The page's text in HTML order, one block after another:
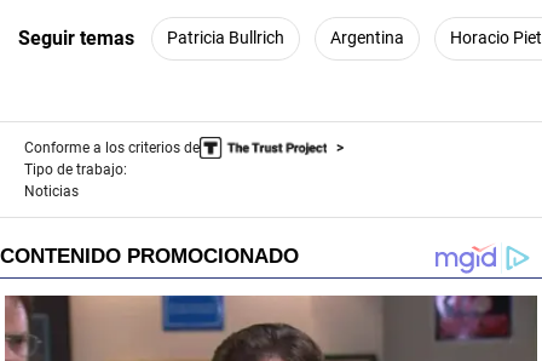
Seguir temas Patricia Bullrich Argentina Horacio
Conforme a los criterios de
Tipo de trabajo:
Noticias